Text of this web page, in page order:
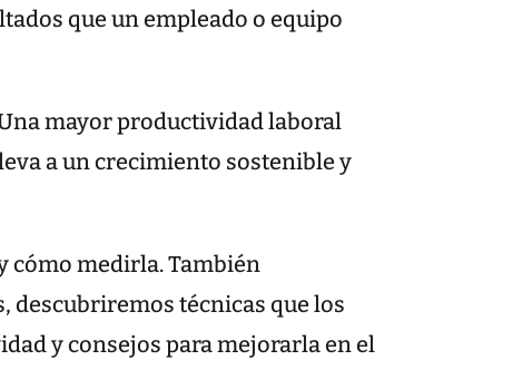
que un empleado o equipo
mayor productividad laboral
a un crecimiento sostenible y
cómo medirla. También
descubriremos técnicas que los
y consejos para mejorarla en el